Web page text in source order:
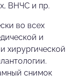
ВНЧС и пр.
во всех
и
хирургической
снимок